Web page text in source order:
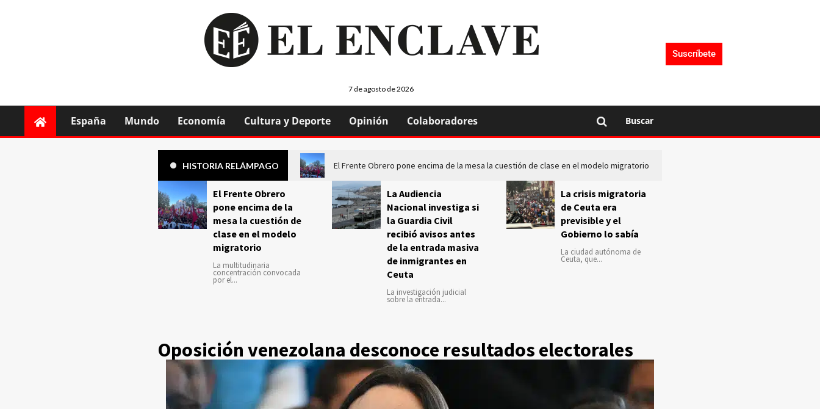
7 de agosto de 2026
Suscríbete
España Mundo Economía Cultura y Deporte Opinión Colaboradores Buscar
HISTORIA RELÁMPAGO El Frente Obrero pone encima de la mesa la cuestión de clase en el modelo migratorio
El Frente Obrero
pone encima de la
mesa la cuestión de
clase en el modelo
migratorio
La multitudinaria
concentración convocada
por el...
La Audiencia
Nacional investiga si
la Guardia Civil
recibió avisos antes
de la entrada masiva
de inmigrantes en
Ceuta
La investigación judicial
sobre la entrada...
La crisis migratoria
de Ceuta era
previsible y el
Gobierno lo sabía
La ciudad autónoma de
Ceuta, que...
Oposición venezolana desconoce resultados electorales